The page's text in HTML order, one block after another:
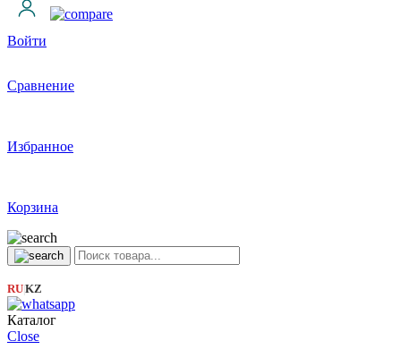
Войти
Сравнение
Избранное
Корзина
RU|KZ
Каталог
Close